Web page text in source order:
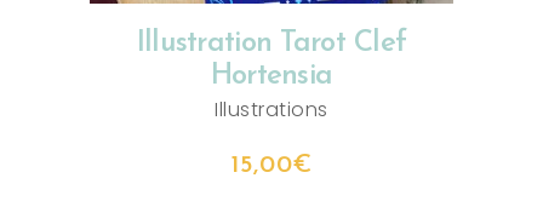
Illustration Tarot Clef
Hortensia
Illustrations
15,00€